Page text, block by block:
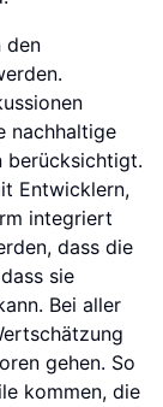
den
nachhaltige
berücksichtigt.
Entwicklern,
integriert
dass die
sie
Bei aller
gehen. So
kommen, die